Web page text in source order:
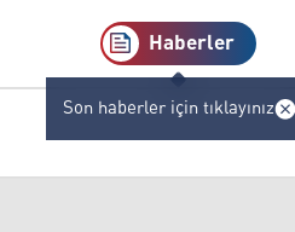
Haberler
Son haberler için tıklayınız